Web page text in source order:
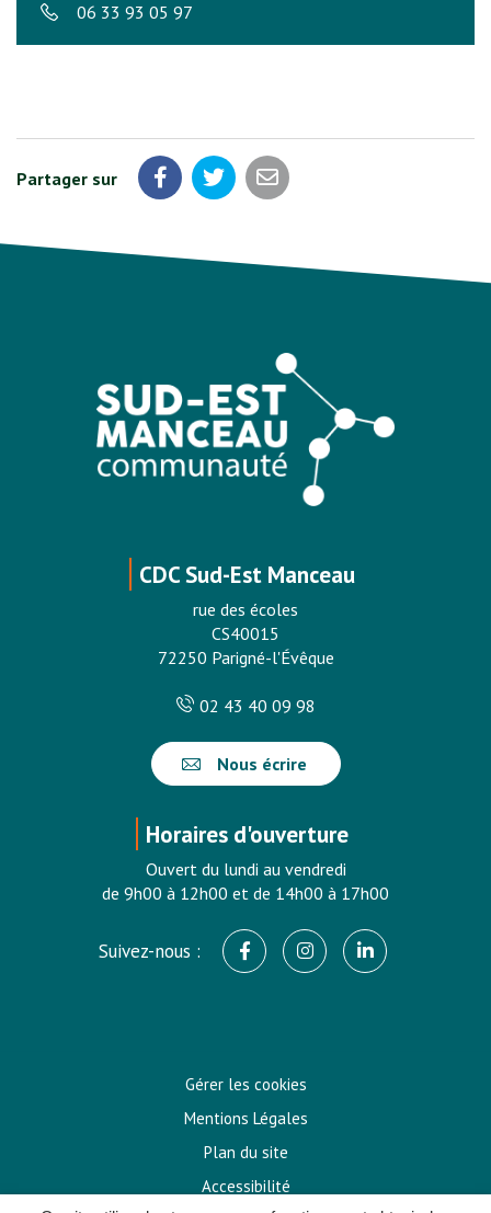
06 33 93 05 97
Partager sur Partager sur Facebook
Partager sur Twitter
Partager par email
CDC Sud-Est Manceau
rue des écoles
CS40015
72250 Parigné-l'Évêque
02 43 40 09 98
Nous écrire
Horaires d'ouverture
Ouvert du lundi au vendredi
de 9h00 à 12h00 et de 14h00 à 17h00
Suivez-nous :
Gérer les cookies
Mentions Légales
Plan du site
Accessibilité